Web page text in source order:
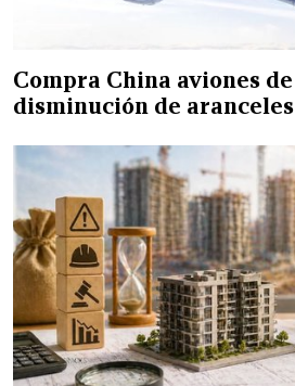
Compra China aviones
disminución de aranceles